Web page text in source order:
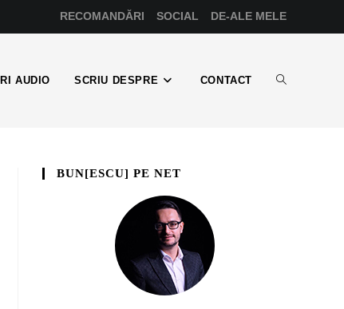
RECOMANDĂRI SOCIAL DE-ALE MELE
AUDIO SCRIU DESPRE CONTACT
BUN[ESCU] PE NET